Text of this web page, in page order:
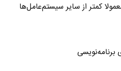
کمتر از سایر سیستم‌عامل‌ها
برنامه‌نویسی